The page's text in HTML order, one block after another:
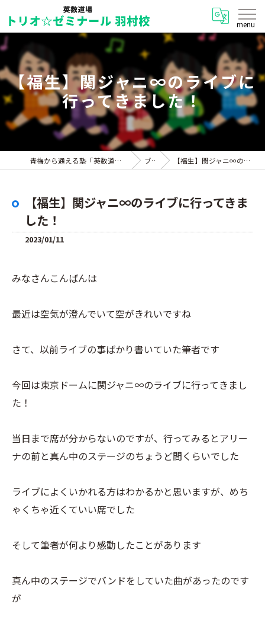
【福生】関ジャニ∞のライブに
行ってきました！
青梅から通える塾「英数道場 トリオ☆ゼミナール 羽村校」 ブログ 【福生】関ジャニ∞のライブに行ってきました！
【福生】関ジャニ∞のライブに行ってきま
した！
2023/01/11
みなさんこんばんは
最近は空気が澄んでいて空がきれいですね
さて、以前ライブの事ばかり書いていた筆者です
今回は東京ドームに関ジャニ∞のライブに行ってきまし
た！
当日まで席が分からないのですが、行ってみるとアリー
ナの前と真ん中のステージのちょうど間くらいでした
ライブによくいかれる方はわかるかと思いますが、めち
ゃくちゃ近くていい席でした
そして筆者が何より感動したことがあります
真ん中のステージでバンドをしていた曲があったのです
が